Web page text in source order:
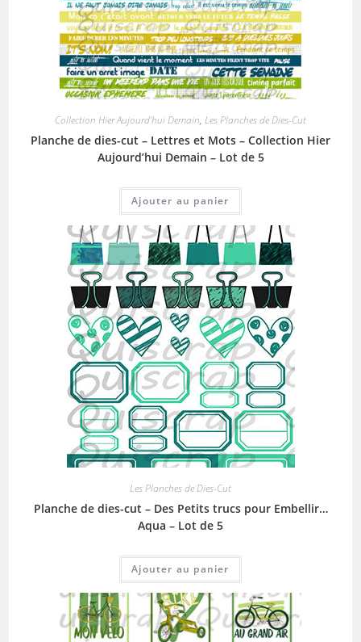
Collection Hier Aujourd'hui Demain, Les Planches de Dies-Cut
Planche de dies-cut – Lettres et Mots – Collection Hier
Aujourd’hui Demain – Lot de 5
Ajouter au panier
Les Planches de Dies-Cut
Planche de dies-cut – Des Petits trucs pour Embellir…
Aqua – Lot de 5
Ajouter au panier